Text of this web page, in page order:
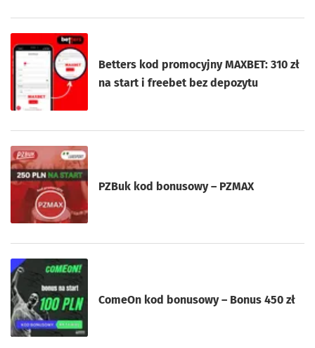
Betters kod promocyjny MAXBET: 310 zł
na start i freebet bez depozytu
PZBuk kod bonusowy – PZMAX
ComeOn kod bonusowy – Bonus 450 zł